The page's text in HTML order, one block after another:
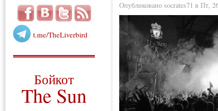
t.me/TheLiverbird
Бойкот
The Sun
Опубликовано socrates71 в Пт,